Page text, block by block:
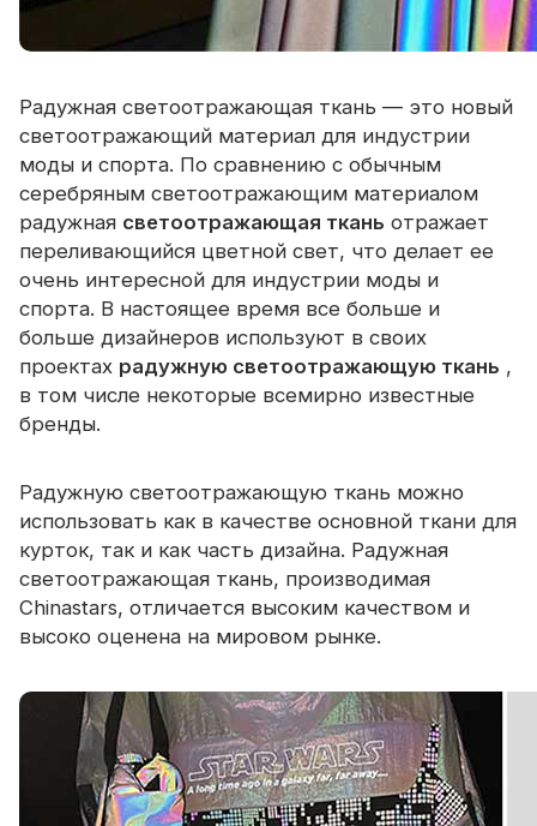
Радужная светоотражающая ткань — это новый
светоотражающий материал для индустрии
моды и спорта. По сравнению с обычным
серебряным светоотражающим материалом
радужная светоотражающая ткань отражает
переливающийся цветной свет, что делает ее
очень интересной для индустрии моды и
спорта. В настоящее время все больше и
больше дизайнеров используют в своих
проектах радужную светоотражающую ткань ,
в том числе некоторые всемирно известные
бренды.
Радужную светоотражающую ткань можно
использовать как в качестве основной ткани для
курток, так и как часть дизайна. Радужная
светоотражающая ткань, производимая
Chinastars, отличается высоким качеством и
высоко оценена на мировом рынке.